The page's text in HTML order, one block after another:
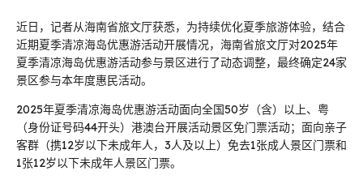
近日，记者从海南省旅文厅获悉，为持续优化夏季旅游体验，结合
近期夏季清凉海岛优惠游活动开展情况，海南省旅文厅对2025年
夏季清凉海岛优惠游活动参与景区进行了动态调整，最终确定24家
景区参与本年度惠民活动。
2025年夏季清凉海岛优惠游活动面向全国50岁（含）以上、粤
（身份证号码44开头）港澳台开展活动景区免门票活动；面向亲子
客群（携12岁以下未成年人，3人及以上）免去1张成人景区门票和
1张12岁以下未成年人景区门票。